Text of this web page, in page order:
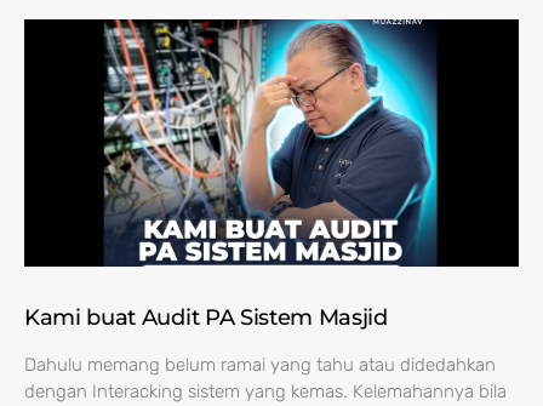
Kami buat Audit PA Sistem Masjid
Dahulu memang belum ramai yang tahu atau didedahkan
dengan Interacking sistem yang kemas. Kelemahannya bila